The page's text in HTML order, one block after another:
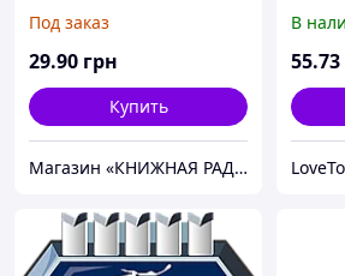
Под заказ
29.90 грн
Купить
Магазин «КНИЖНАЯ РАДУГА»
В
55.73